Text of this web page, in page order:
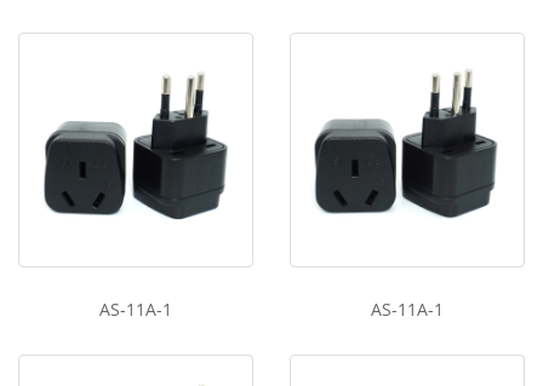
AS-11A-1 AS-11A-1